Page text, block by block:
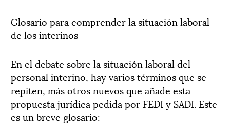
Glosario para comprender la situación laboral
de los interinos
En el debate sobre la situación laboral del
personal interino, hay varios términos que se
repiten, más otros nuevos que añade esta
propuesta jurídica pedida por FEDI y SADI. Este
es un breve glosario: